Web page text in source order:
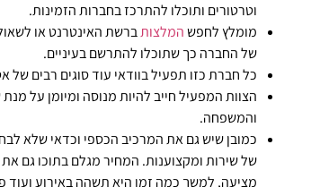
וטרטורים ותוכלו להתרכז בחברות הזמינות.
מומלץ לחפשהמלצותברשת האינטרנט או
של החברה כך שתוכלו להתרשם בעיניים.
כל חברת כזו תפעיל בוודאי עוד סוגים רבים
הצוות המפעיל חייב להיות מנוסה ומיומן על
והמשפחה.
כמובן שיש גם את המרכיב הכספי וכדאי שלא
של שירות ומקצוענות. המחיר מגלם בתוכו גם
מציעה, למשך כמה זמן היא תשהה באירוע ועוד